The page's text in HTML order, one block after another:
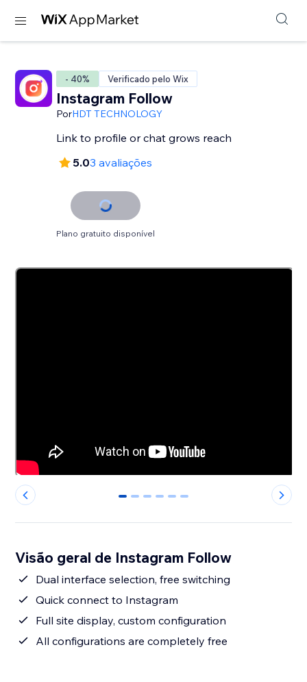
- 40% Verificado pelo Wix
Instagram Follow
PorHDT TECHNOLOGY
Link to profile or chat grows reach
5.03 avaliações
Plano gratuito disponível
0 1 2 3 4 5
Visão geral de Instagram Follow
Dual interface selection, free switching
Quick connect to Instagram
Full site display, custom configuration
All configurations are completely free